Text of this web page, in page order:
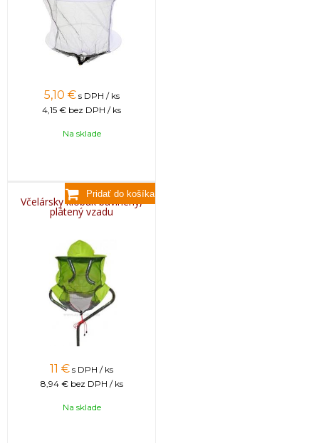
5,10 € s DPH / ks
4,15 € bez DPH / ks
Na sklade
Včelársky klobúk bavlnený,
plátený vzadu
11 € s DPH / ks
8,94 € bez DPH / ks
Na sklade